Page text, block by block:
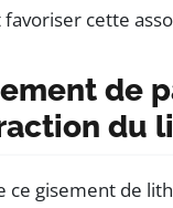
cette
de
du
ce gisement de